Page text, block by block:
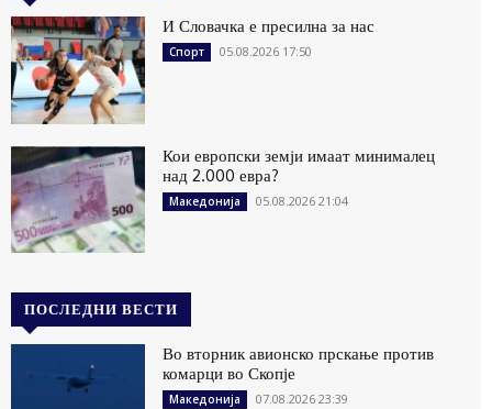
И Словачка е пресилна за нас
Спорт 05.08.2026 17:50
Кои европски земји имаат минималец
над 2.000 евра?
Македонија 05.08.2026 21:04
ПОСЛЕДНИ ВЕСТИ
Во вторник авионско прскање против
комарци во Скопје
Македонија 07.08.2026 23:39